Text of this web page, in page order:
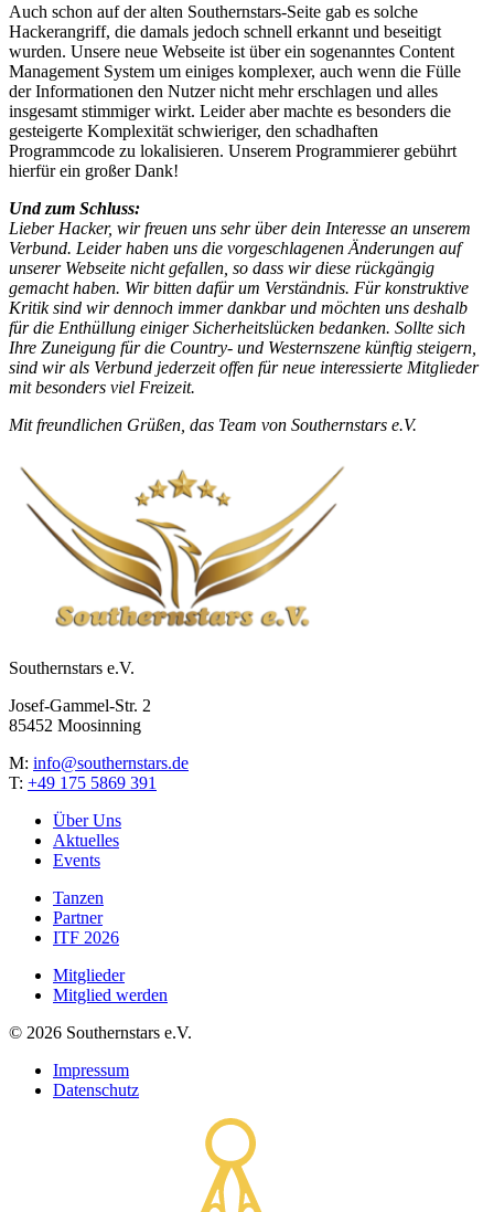
Auch schon auf der alten Southernstars-Seite gab es solche
Hackerangriff, die damals jedoch schnell erkannt und beseitigt
wurden. Unsere neue Webseite ist über ein sogenanntes Content
Management System um einiges komplexer, auch wenn die Fülle
der Informationen den Nutzer nicht mehr erschlagen und alles
insgesamt stimmiger wirkt. Leider aber machte es besonders die
gesteigerte Komplexität schwieriger, den schadhaften
Programmcode zu lokalisieren. Unserem Programmierer gebührt
hierfür ein großer Dank!
Und zum Schluss:
Lieber Hacker, wir freuen uns sehr über dein Interesse an unserem
Verbund. Leider haben uns die vorgeschlagenen Änderungen auf
unserer Webseite nicht gefallen, so dass wir diese rückgängig
gemacht haben. Wir bitten dafür um Verständnis. Für konstruktive
Kritik sind wir dennoch immer dankbar und möchten uns deshalb
für die Enthüllung einiger Sicherheitslücken bedanken. Sollte sich
Ihre Zuneigung für die Country- und Westernszene künftig steigern,
sind wir als Verbund jederzeit offen für neue interessierte Mitglieder
mit besonders viel Freizeit.
Mit freundlichen Grüßen, das Team von Southernstars e.V.
Southernstars e.V.
Josef-Gammel-Str. 2
85452 Moosinning
M: info@southernstars.de
T: +49 175 5869 391
Über Uns
Aktuelles
Events
Tanzen
Partner
ITF 2026
Mitglieder
Mitglied werden
© 2026 Southernstars e.V.
Impressum
Datenschutz